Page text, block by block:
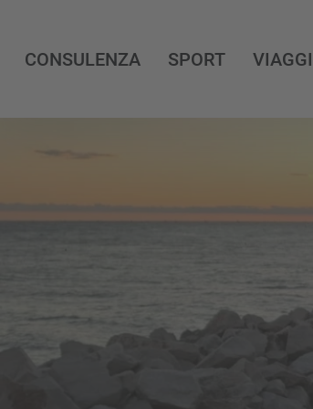
CONSULENZA SPORT